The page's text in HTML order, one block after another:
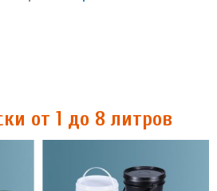
от 1 до 8 литров